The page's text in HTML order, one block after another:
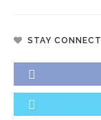
STAY